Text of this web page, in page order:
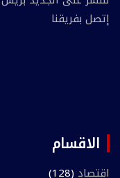
إتصل بفريقنا
الاقسام
اقتصاد (128)